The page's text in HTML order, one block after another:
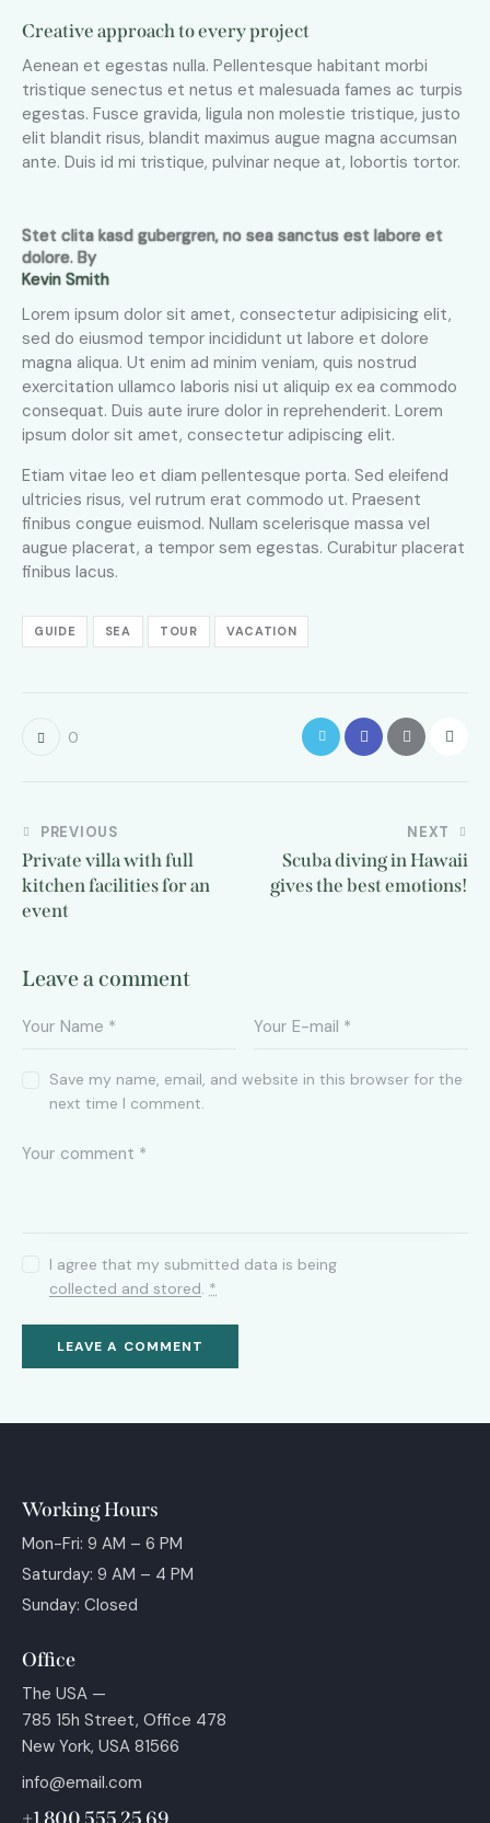
Creative approach to every project
Aenean et egestas nulla. Pellentesque habitant morbi
tristique senectus et netus et malesuada fames ac turpis
egestas. Fusce gravida, ligula non molestie tristique, justo
elit blandit risus, blandit maximus augue magna accumsan
ante. Duis id mi tristique, pulvinar neque at, lobortis tortor.
Stet clita kasd gubergren, no sea sanctus est labore et
dolore. By
Kevin Smith
Lorem ipsum dolor sit amet, consectetur adipisicing elit,
sed do eiusmod tempor incididunt ut labore et dolore
magna aliqua. Ut enim ad minim veniam, quis nostrud
exercitation ullamco laboris nisi ut aliquip ex ea commodo
consequat. Duis aute irure dolor in reprehenderit. Lorem
ipsum dolor sit amet, consectetur adipiscing elit.
Etiam vitae leo et diam pellentesque porta. Sed eleifend
ultricies risus, vel rutrum erat commodo ut. Praesent
finibus congue euismod. Nullam scelerisque massa vel
augue placerat, a tempor sem egestas. Curabitur placerat
finibus lacus.
GUIDE SEA TOUR VACATION
0
PREVIOUS
Private villa with full
kitchen facilities for an
event
NEXT
Scuba diving in Hawaii
gives the best emotions!
Leave a comment
Save my name, email, and website in this browser for the
next time I comment.
I agree that my submitted data is being
collected and stored. *
Working Hours
Mon-Fri: 9 AM – 6 PM
Saturday: 9 AM – 4 PM
Sunday: Closed
Office
The USA —
785 15h Street, Office 478
New York, USA 81566
info@email.com